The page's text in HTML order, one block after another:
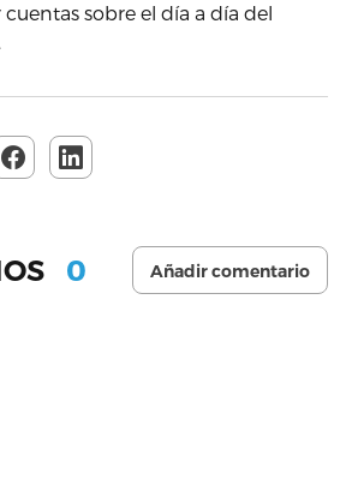
sobre el día a día del
0 Añadir comentario